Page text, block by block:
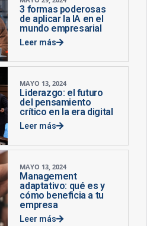
3 formas poderosas
de aplicar la IA en el
mundo empresarial
Leer más
MAYO 13, 2024
Liderazgo: el futuro
del pensamiento
crítico en la era digital
Leer más
MAYO 13, 2024
Management
adaptativo: qué es y
cómo beneficia a tu
empresa
Leer más